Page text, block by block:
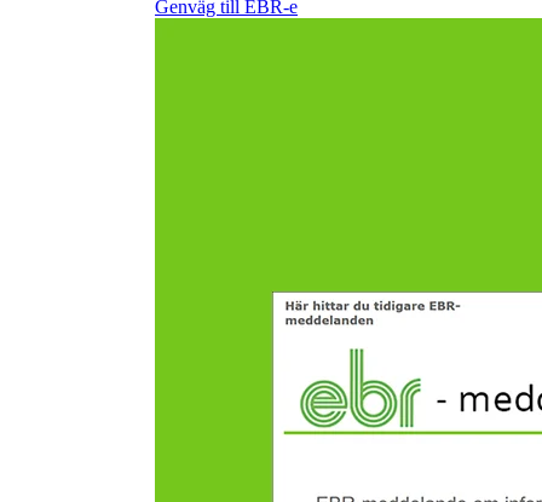
Genväg till EBR-e